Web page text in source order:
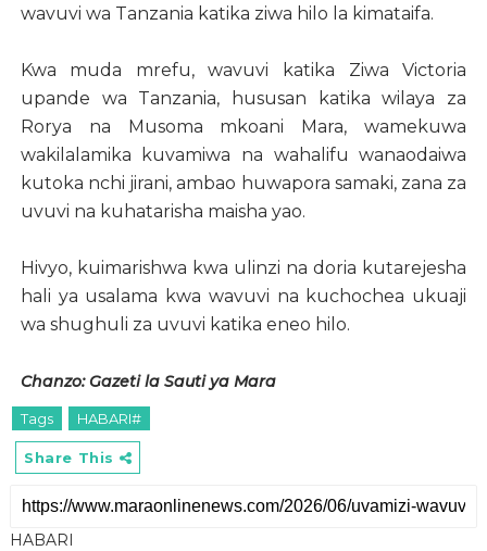
wavuvi wa Tanzania katika ziwa hilo la kimataifa.
Kwa muda mrefu, wavuvi katika Ziwa Victoria
upande wa Tanzania, hususan katika wilaya za
Rorya na Musoma mkoani Mara, wamekuwa
wakilalamika kuvamiwa na wahalifu wanaodaiwa
kutoka nchi jirani, ambao huwapora samaki, zana za
uvuvi na kuhatarisha maisha yao.
Hivyo, kuimarishwa kwa ulinzi na doria kutarejesha
hali ya usalama kwa wavuvi na kuchochea ukuaji
wa shughuli za uvuvi katika eneo hilo.
Chanzo: Gazeti la Sauti ya Mara
Tags HABARI#
Share This
HABARI